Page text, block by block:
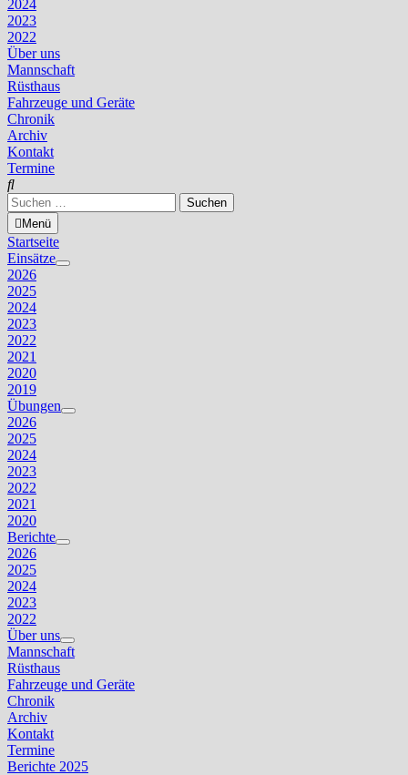
2024
2023
2022
Über uns
Mannschaft
Rüsthaus
Fahrzeuge und Geräte
Chronik
Archiv
Kontakt
Termine
Suchen
nach:Menü
Startseite
Einsätze
Untermenü
2026
2025
2024
2023
2022
2021
2020
2019
Übungen
Untermenü
2026
2025
2024
2023
2022
2021
2020
Berichte
Untermenü
2026
2025
2024
2023
2022
Über uns
Untermenü
anzeigen
Mannschaft
Rüsthaus
Fahrzeuge und Geräte
Chronik
Archiv
Kontakt
Termine
Berichte 2025